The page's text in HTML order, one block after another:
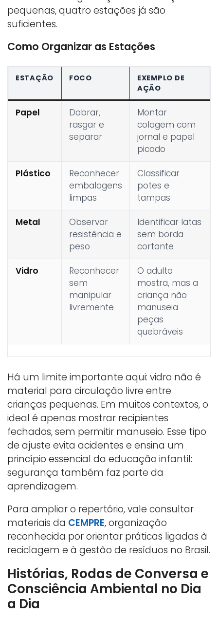
pequenas, quatro estações já são
suficientes.
Como Organizar as Estações
ESTAÇÃO FOCO
EXEMPLO DE
AÇÃO
Papel
Dobrar,
rasgar e
separar
Montar
colagem com
jornal e papel
picado
Plástico
Reconhecer
embalagens
limpas
Classificar
potes e
tampas
Metal
Observar
resistência e
peso
Identificar latas
sem borda
cortante
Vidro
Reconhecer
sem
manipular
livremente
O adulto
mostra, mas a
criança não
manuseia
peças
quebráveis
Há um limite importante aqui: vidro não é
material para circulação livre entre
crianças pequenas. Em muitos contextos, o
ideal é apenas mostrar recipientes
fechados, sem permitir manuseio. Esse tipo
de ajuste evita acidentes e ensina um
princípio essencial da educação infantil:
segurança também faz parte da
aprendizagem.
Para ampliar o repertório, vale consultar
materiais da CEMPRE, organização
reconhecida por orientar práticas ligadas à
reciclagem e à gestão de resíduos no Brasil.
Histórias, Rodas de Conversa e
Consciência Ambiental no Dia
a Dia